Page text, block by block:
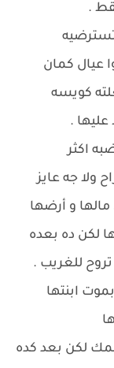
.
تسترضيه
عيال كمان
كويسه
عليها .
اكثر
ولا جه عايز
و أرضها
لكن ده بعده
تروح للغريب .
ابنتها
لكن بعد كده